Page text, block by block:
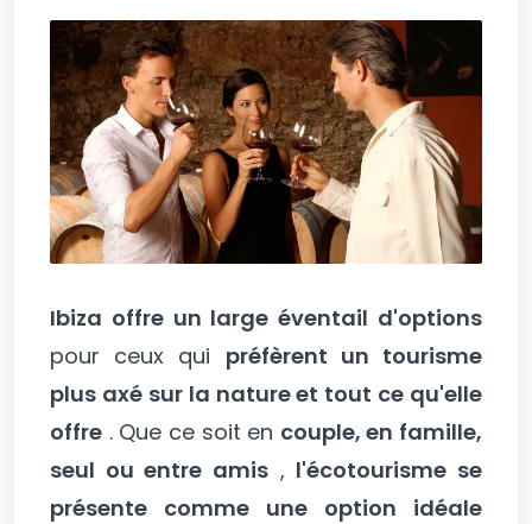
Ibiza offre un large éventail d'options
pour ceux qui préfèrent un tourisme
plus axé sur la nature et tout ce qu'elle
offre . Que ce soit en couple, en famille,
seul ou entre amis , l'écotourisme se
présente comme une option idéale